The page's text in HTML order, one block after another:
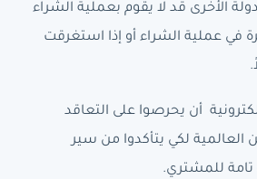
الأخرى قد لا يقوم بعملية الشراء
في عملية الشراء أو إذا استغرقت
أن يحرصوا على التعاقد
لكي يتأكدوا من سير
للمشتري.